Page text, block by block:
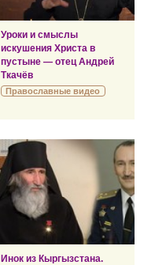
Уроки и смыслы
искушения Христа в
пустыне — отец Андрей
Ткачёв
Православные видео
Инок из Кыргызстана.